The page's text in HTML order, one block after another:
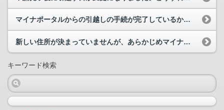
マイナポータルからの引越しの手続が完了しているかどのように確認すればよいでしょうか。
新しい住所が決まっていませんが、あらかじめマイナポータルから引越しの手続は可能でしょうか。
キーワード検索